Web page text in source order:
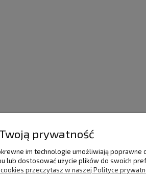
DOSTAWA I
Raty/Leasing
prywatność
im technologie umożliwiają
lub dostosować użycie plików do swoich
cookies przeczytasz w naszej Polityce